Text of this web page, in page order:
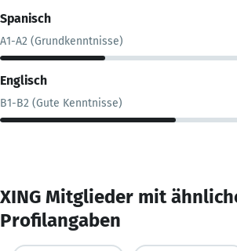
Spanisch
A1-A2 (Grundkenntnisse)
Englisch
B1-B2 (Gute Kenntnisse)
XING Mitglieder mit
Profilangaben